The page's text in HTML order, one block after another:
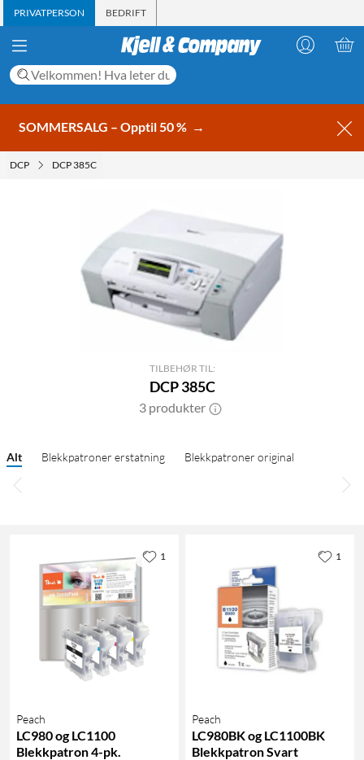
PRIVATPERSON BEDRIFT
SOMMERSALG – Opptil 50 % →
DCP DCP 385C
TILBEHØR TIL:
DCP 385C
3 produkter
Alt Blekkpatroner erstatning Blekkpatroner original
Peach
LC980 og LC1100
Blekkpatron 4-pk.
1
Peach
LC980BK og LC1100BK
Blekkpatron Svart
1